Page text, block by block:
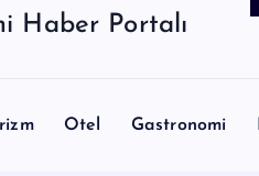
Haber Portalı
Otel Gastronomi